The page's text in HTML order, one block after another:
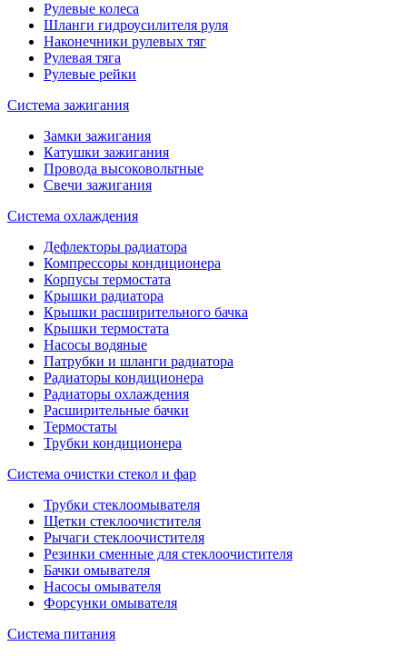
Рулевые колеса
Шланги гидроусилителя руля
Наконечники рулевых тяг
Рулевая тяга
Рулевые рейки
Система зажигания
Замки зажигания
Катушки зажигания
Провода высоковольтные
Свечи зажигания
Система охлаждения
Дефлекторы радиатора
Компрессоры кондиционера
Корпусы термостата
Крышки радиатора
Крышки расширительного бачка
Крышки термостата
Насосы водяные
Патрубки и шланги радиатора
Радиаторы кондиционера
Радиаторы охлаждения
Расширительные бачки
Термостаты
Трубки кондиционера
Система очистки стекол и фар
Трубки стеклоомывателя
Щетки стеклоочистителя
Рычаги стеклоочистителя
Резинки сменные для стеклоочистителя
Бачки омывателя
Насосы омывателя
Форсунки омывателя
Система питания